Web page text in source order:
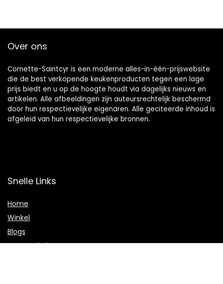
Over ons
Cornette-Saintcyr is een moderne alles-in-één-prijswebsite
die de best verkopende keukenproducten tegen een lage
prijs biedt en u op de hoogte houdt via dagelijks nieuws en
artikelen. Alle afbeeldingen zijn auteursrechtelijk beschermd
door hun respectievelijke eigenaren. Alle geciteerde inhoud is
afgeleid van hun respectievelijke bronnen.
Snelle Links
Home
Winkel
Blogs
Onze webshops